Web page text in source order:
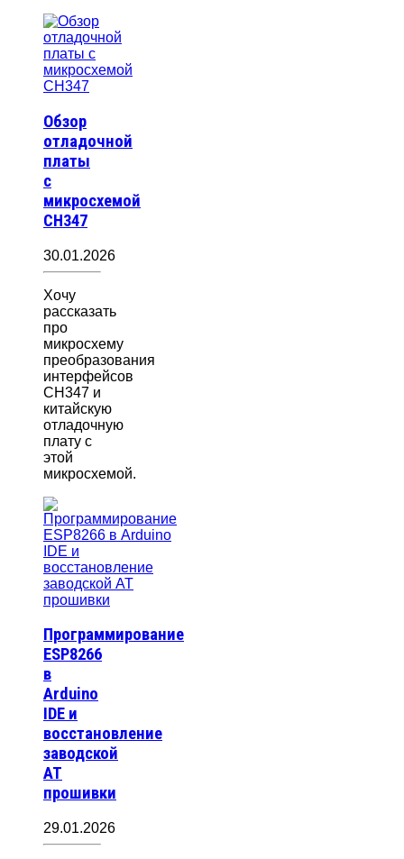
Обзор
отладочной
платы
с
микросхемой
CH347
30.01.2026
Хочу
рассказать
про
микросхему
преобразования
интерфейсов
CH347 и
китайскую
отладочную
плату с
этой
микросхемой.
Программирование
ESP8266
в
Arduino
IDE и
восстановление
заводской
AT
прошивки
29.01.2026